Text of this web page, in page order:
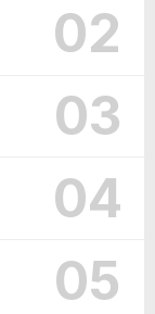
02
03
04
05